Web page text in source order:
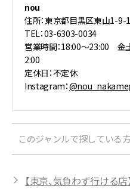
nou
住所：東京都目黒区東山1-9-
TEL：03-6303-0034
営業時間：18:00～23:00
2:00
定休日：不定休
Instagram：
このジャンルで探している
【東京、気負わず行ける